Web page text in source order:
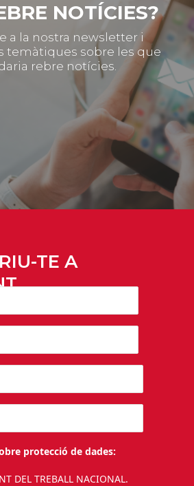
NOTÍCIES?
a la nostra newsletter i
temàtiques sobre les que
rebre notícies.
TE A
protecció de dades:
DEL TREBALL NACIONAL.